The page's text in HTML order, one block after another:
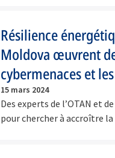
Résilience
Moldova œuvrent
cybermenaces et
15 mars 2024
Des experts de l’OTAN et
pour chercher à accroître